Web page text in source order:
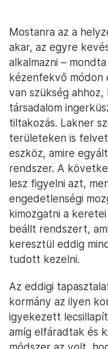
Mostanra az a
akar, az egyre
alkalmazni –
kézenfekvő módon
van szükség
társadalom
tiltakozás. Lakner
területeken is
eszköz, amire
rendszer. A
lesz figyelni azt,
engedetlenségi
kimozgatni a
beállt rendszert,
keresztül eddig
tudott kezelni.
Az eddigi
kormány az ilyen
igyekezett
amíg elfáradtak és